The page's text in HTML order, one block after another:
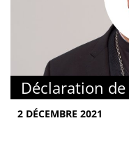
Déclaration
2 DÉCEMBRE 2021